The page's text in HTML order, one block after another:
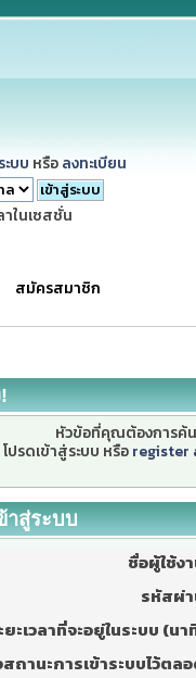
ะบบ หรือ ลงทะเบียน
าในเซสชั่น
สมัครสมาชิก
หัวข้อที่คุณต้องการค้
โปรดเข้าสู่ระบบ หรือ register
าสู่ระบบ
ชื่อผู้ใช้ง
รหัสผ่
ยะเวลาที่จะอยู่ในระบบ (นา
ถานะการเข้าระบบไว้ตล